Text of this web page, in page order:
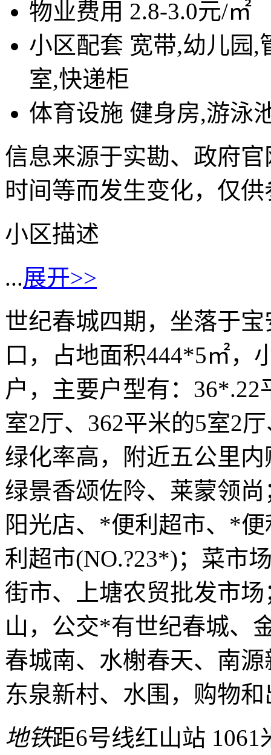
物业费用 2.8-3.0元/㎡
小区配套 宽带,幼儿园,
室,快递柜
体育设施 健身房,游泳
信息来源于实勘、政府
时间等而发生变化，仅
小区描述
...展开>>
世纪春城四期，坐落于
口，占地面积444*5㎡
户，主要户型有：36*.22
室2厅、362平米的5室2
绿化率高，附近五公里
绿景香颂佐阾、莱蒙领
阳光店、*便利超市、*
利超市(NO.?23*)；菜市
街市、上塘农贸批发市
山，公交*有世纪春城、
春城南、水榭春天、南
东泉新村、水围，购物
地铁距6号线红山站 1061